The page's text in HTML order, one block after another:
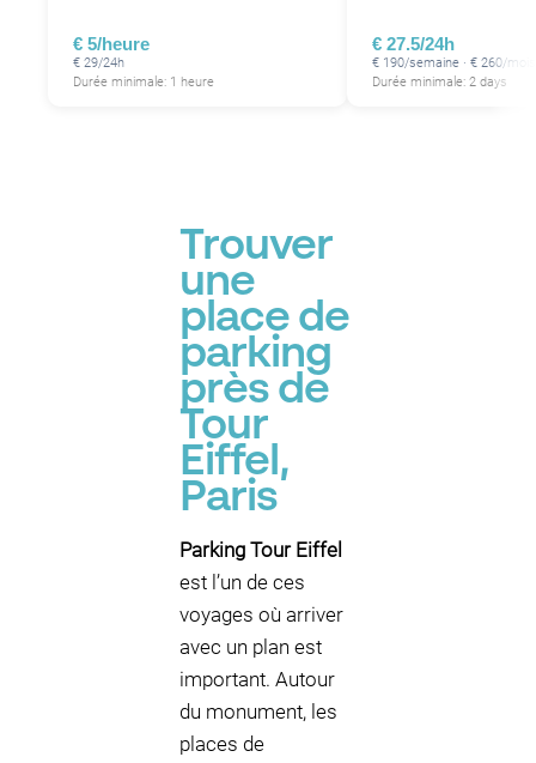
€ 5/heure
€ 29/24h
Durée minimale: 1 heure
€ 27.5/24h
€ 190/semaine · € 260/mois
Durée minimale: 2 days
Trouver
une
place de
parking
près de
Tour
Eiffel,
Paris
Parking Tour Eiffel
est l’un de ces
voyages où arriver
avec un plan est
important. Autour
du monument, les
places de